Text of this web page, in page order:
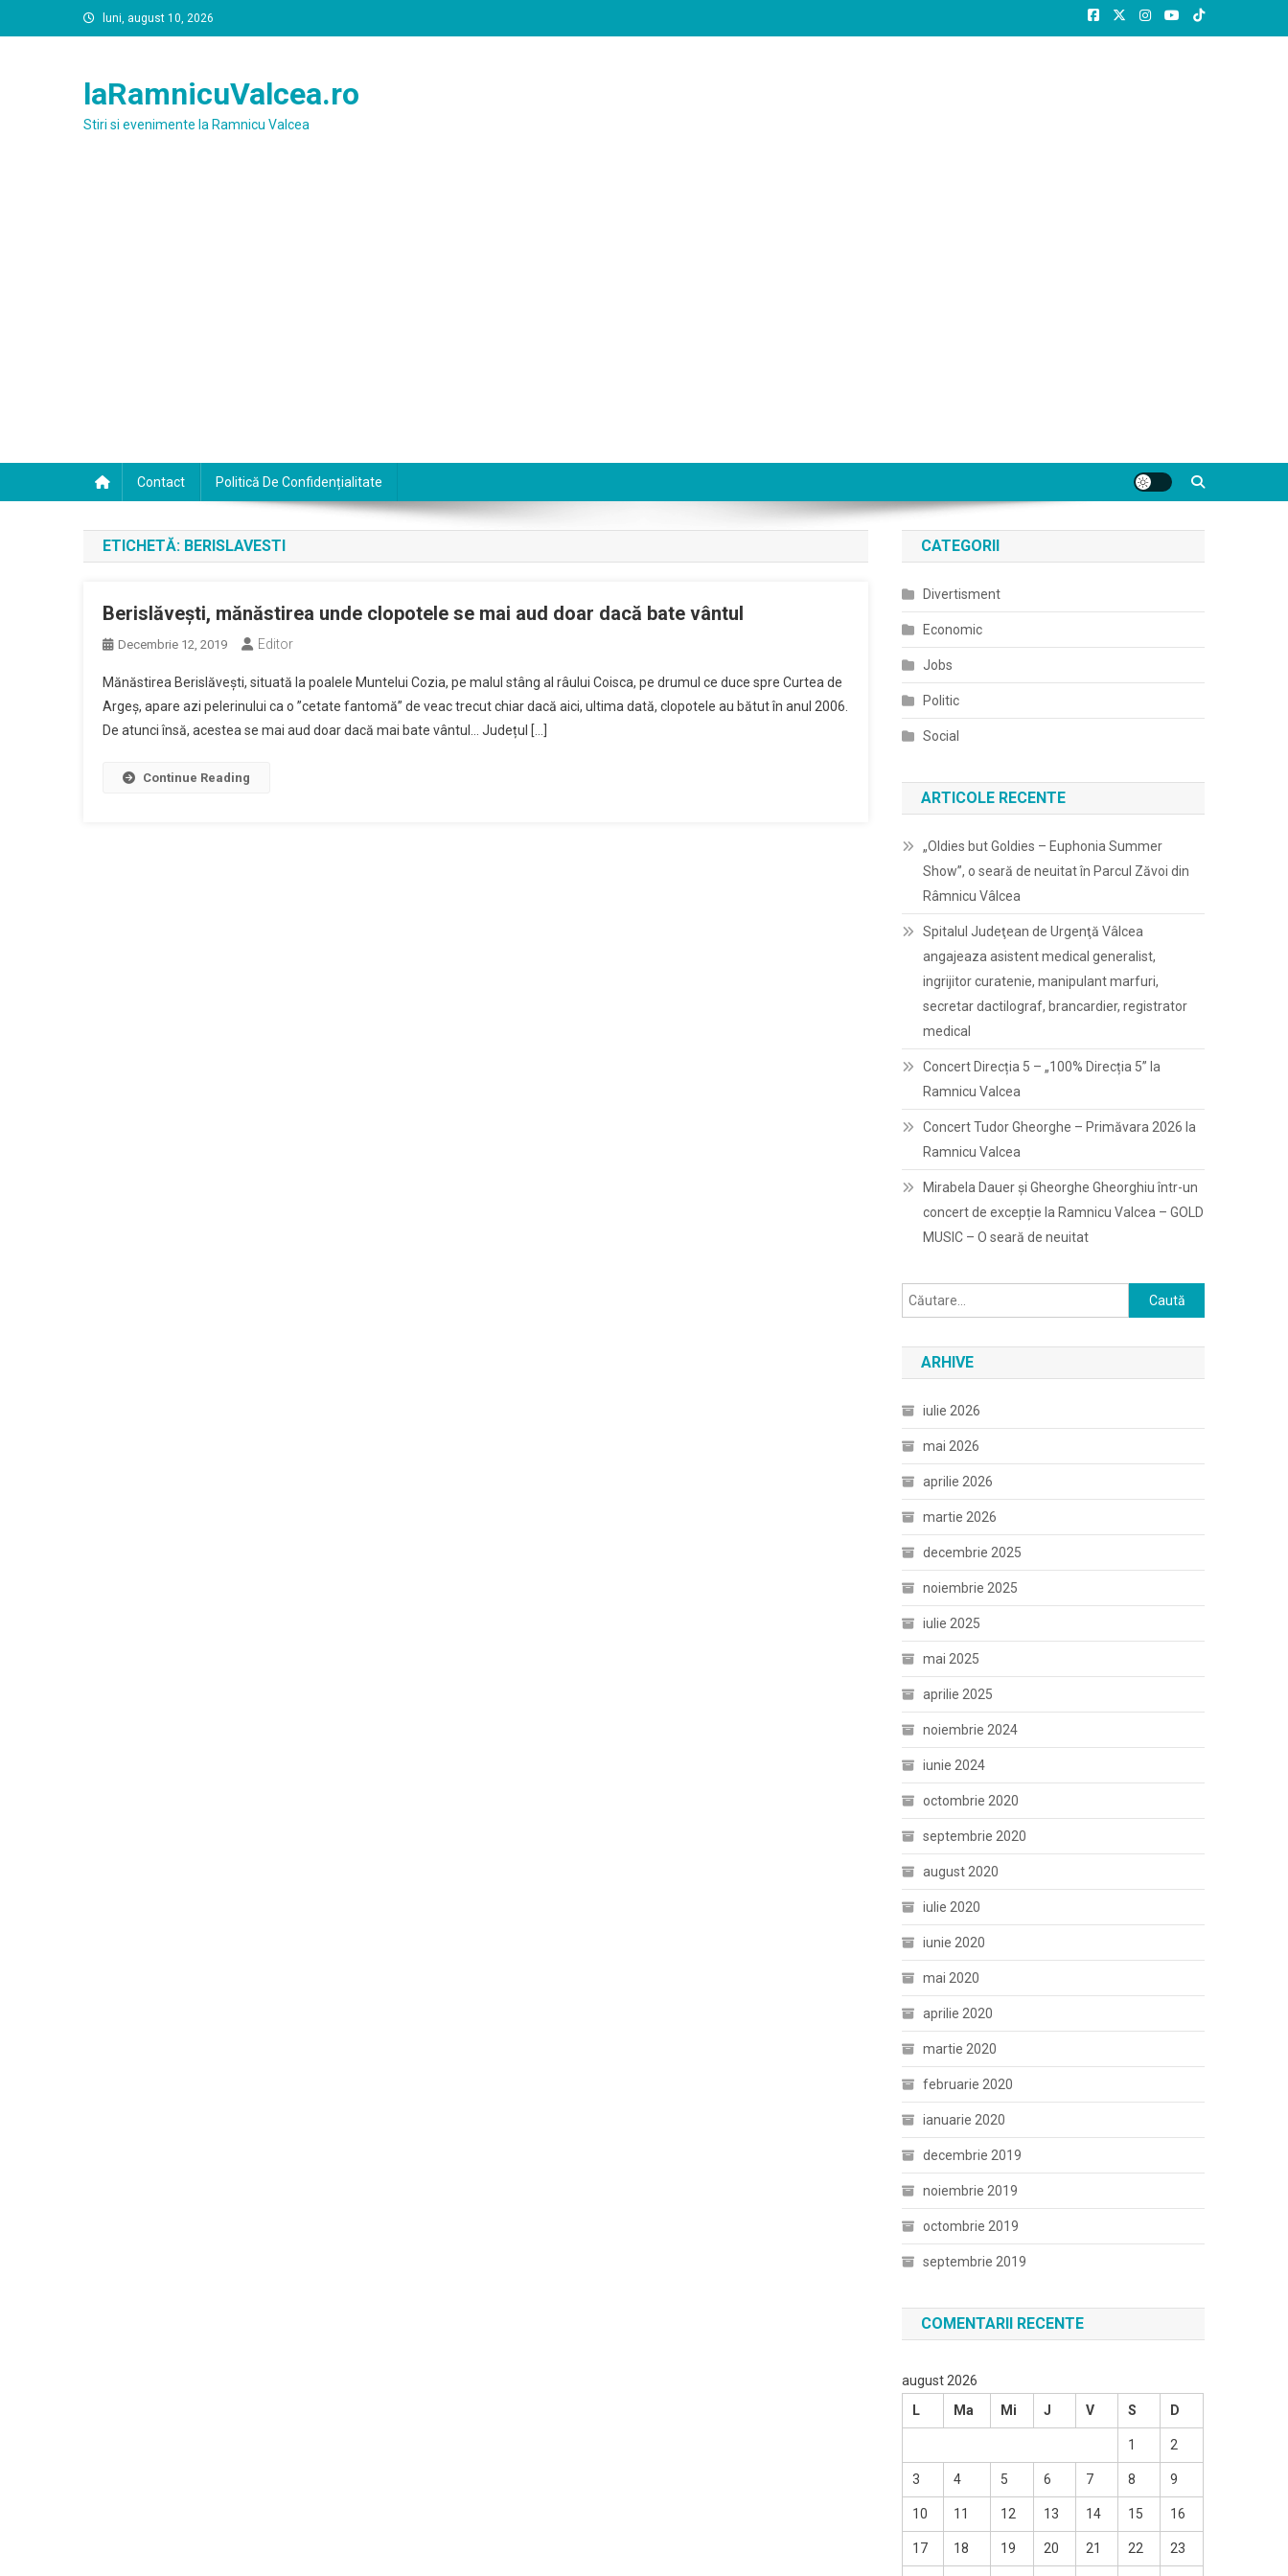
to
luni, august 10, 2026
laRamnicuValcea.ro
Stiri si evenimente la Ramnicu Valcea
Contact Politică De Confidențialitate
ETICHETĂ: BERISLAVESTI
Berislăvești, mănăstirea unde clopotele se mai aud doar dacă bate vântul
Decembrie 12, 2019 Editor
Mănăstirea Berislăvești, situată la poalele Muntelui Cozia, pe malul stâng al râului Coisca, pe drumul ce duce spre Curtea de
Argeș, apare azi pelerinului ca o ”cetate fantomă” de veac trecut chiar dacă aici, ultima dată, clopotele au bătut în anul 2006.
De atunci însă, acestea se mai aud doar dacă mai bate vântul… Județul […]
Continue Reading
CATEGORII
Divertisment
Economic
Jobs
Politic
Social
ARTICOLE RECENTE
„Oldies but Goldies – Euphonia Summer
Show”, o seară de neuitat în Parcul Zăvoi din
Râmnicu Vâlcea
Spitalul Judeţean de Urgenţă Vâlcea
angajeaza asistent medical generalist,
ingrijitor curatenie, manipulant marfuri,
secretar dactilograf, brancardier, registrator
medical
Concert Direcția 5 – „100% Direcția 5” la
Ramnicu Valcea
Concert Tudor Gheorghe – Primăvara 2026 la
Ramnicu Valcea
Mirabela Dauer și Gheorghe Gheorghiu într-un
concert de excepție la Ramnicu Valcea – GOLD
MUSIC – O seară de neuitat
Caută
după:
ARHIVE
iulie 2026
mai 2026
aprilie 2026
martie 2026
decembrie 2025
noiembrie 2025
iulie 2025
mai 2025
aprilie 2025
noiembrie 2024
iunie 2024
octombrie 2020
septembrie 2020
august 2020
iulie 2020
iunie 2020
mai 2020
aprilie 2020
martie 2020
februarie 2020
ianuarie 2020
decembrie 2019
noiembrie 2019
octombrie 2019
septembrie 2019
COMENTARII RECENTE
august 2026
L
Ma Mi J V S D
1 2
3 4 5 6 7 8 9
10 11 12 13 14 15 16
17 18 19 20 21 22 23